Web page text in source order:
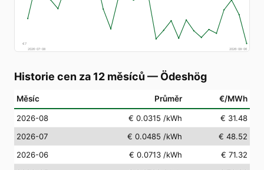
€7
2026-07-08
2026-08-06
Historie cen za 12 měsíců — Ödeshög
Měsíc Průměr €/MWh
2026-08 € 0.0315 /kWh
€ 31.48
2026-07
€ 0.0485 /kWh
€ 48.52
2026-06
€ 0.0713 /kWh
€ 71.32